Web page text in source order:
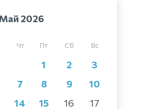
Май 2026
Чт Пт Сб Вс
1 2
3
7 8 9
10
14 15 16
17